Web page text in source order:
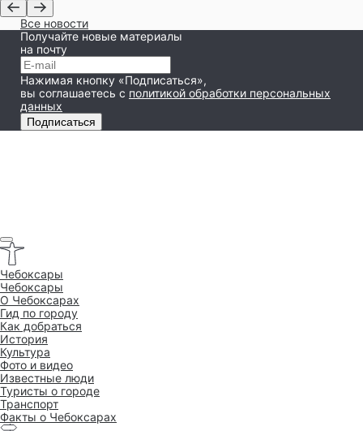
Все новости
Получайте новые материалы
на почту
Нажимая кнопку «Подписаться»,
вы соглашаетесь с политикой обработки персональных
данных
Подписаться
Чебоксары
Чебоксары
O Чебоксарах
Гид по городу
Как добраться
История
Культура
Фото и видео
Известные люди
Туристы о городе
Транспорт
Факты о Чебоксарах